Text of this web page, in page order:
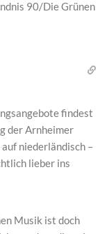
90/Die Grünen
findest
der Arnheimer
niederländisch –
lieber ins
Musik ist doch